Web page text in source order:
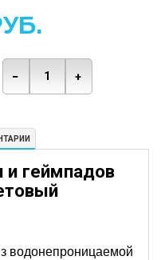
− +
и геймпадов
водонепроницаемой